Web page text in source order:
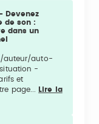
Devenez
de son :
dans un
/auteur/auto-
-
et
page...
Lire la